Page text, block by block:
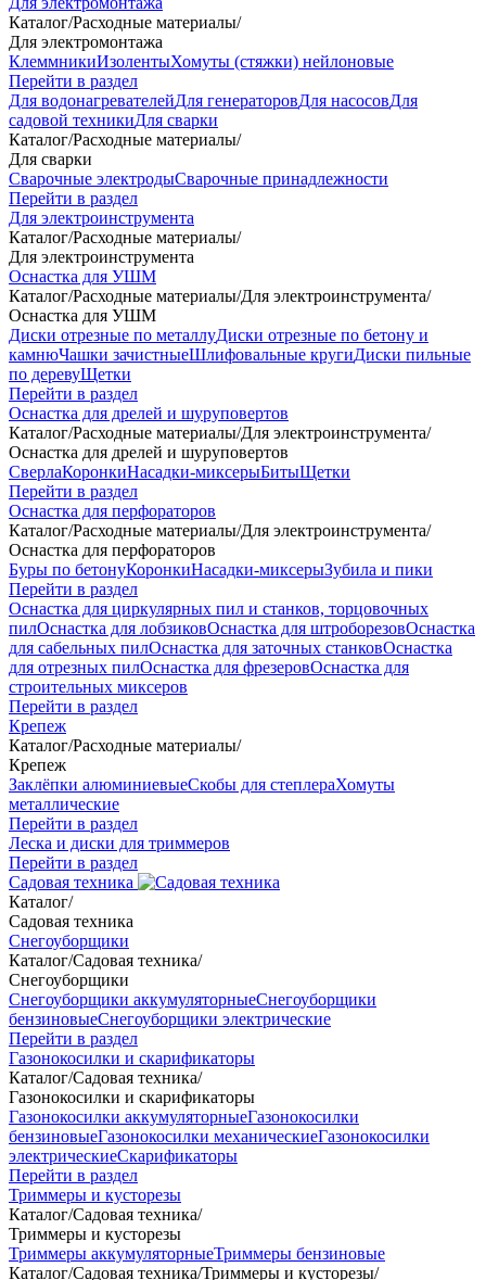
Каталог/Расходные материалы/
Для электромонтажа
КлеммникиИзолентыХомуты (стяжки) нейлоновые
Перейти в раздел
Для водонагревателейДля генераторовДля насосовДля
садовой техникиДля сварки
Каталог/Расходные материалы/
Для сварки
Сварочные электродыСварочные принадлежности
Перейти в раздел
Для электроинструмента
Каталог/Расходные материалы/
Для электроинструмента
Оснастка для УШМ
Каталог/Расходные материалы/Для электроинструмента/
Оснастка для УШМ
Диски отрезные по металлуДиски отрезные по бетону и
камнюЧашки зачистныеШлифовальные кругиДиски пильные
по деревуЩетки
Перейти в раздел
Оснастка для дрелей и шуруповертов
Каталог/Расходные материалы/Для электроинструмента/
Оснастка для дрелей и шуруповертов
СверлаКоронкиНасадки-миксерыБитыЩетки
Перейти в раздел
Оснастка для перфораторов
Каталог/Расходные материалы/Для электроинструмента/
Оснастка для перфораторов
Буры по бетонуКоронкиНасадки-миксерыЗубила и пики
Перейти в раздел
Оснастка для циркулярных пил и станков, торцовочных
пилОснастка для лобзиковОснастка для штроборезовОснастка
для сабельных пилОснастка для заточных станковОснастка
для отрезных пилОснастка для фрезеровОснастка для
строительных миксеров
Перейти в раздел
Крепеж
Каталог/Расходные материалы/
Крепеж
Заклёпки алюминиевыеСкобы для степлераХомуты
металлические
Перейти в раздел
Леска и диски для триммеров
Перейти в раздел
Садовая техника
Каталог/
Садовая техника
Снегоуборщики
Каталог/Садовая техника/
Снегоуборщики
Снегоуборщики аккумуляторныеСнегоуборщики
бензиновыеСнегоуборщики электрические
Перейти в раздел
Газонокосилки и скарификаторы
Каталог/Садовая техника/
Газонокосилки и скарификаторы
Газонокосилки аккумуляторныеГазонокосилки
бензиновыеГазонокосилки механическиеГазонокосилки
электрическиеСкарификаторы
Перейти в раздел
Триммеры и кусторезы
Каталог/Садовая техника/
Триммеры и кусторезы
Триммеры аккумуляторныеТриммеры бензиновые
Каталог/Садовая техника/Триммеры и кусторезы/